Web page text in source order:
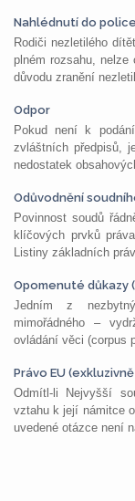
Nahlédnutí do
Rodiči nezletilého
plném rozsahu,
důvodu zranění
Odpor
Pokud není k
zvláštních předpisů,
nedostatek
Odůvodnění
Povinnost soudů
klíčových prvků
Listiny základních
Opomenuté důkazy
Jedním z
mimořádného –
ovládání věci (corpus
Právo EU
Odmítl-li Nejvyšší
vztahu k její námitce
uvedené otázce není